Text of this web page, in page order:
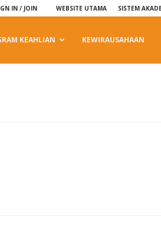
IN / JOIN WEBSITE UTAMA SISTEM
KEAHLIAN KEWIRAUSAHAAN